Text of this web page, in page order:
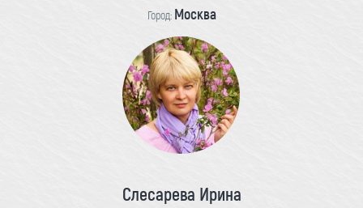
Город: Москва
Слесарева Ирина